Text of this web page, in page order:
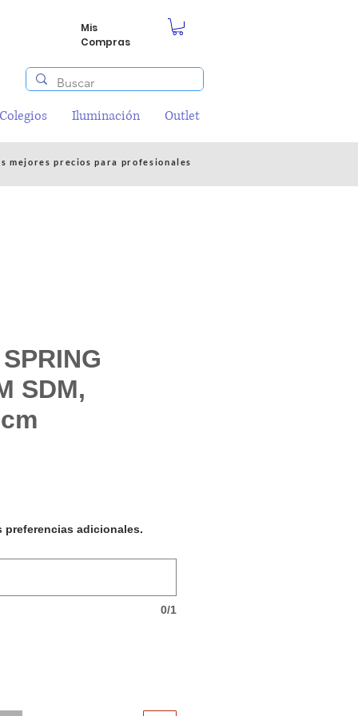
Mis
Compras
Iluminación Outlet
mejores precios para profesionales
SDM,
preferencias adicionales.
0/1